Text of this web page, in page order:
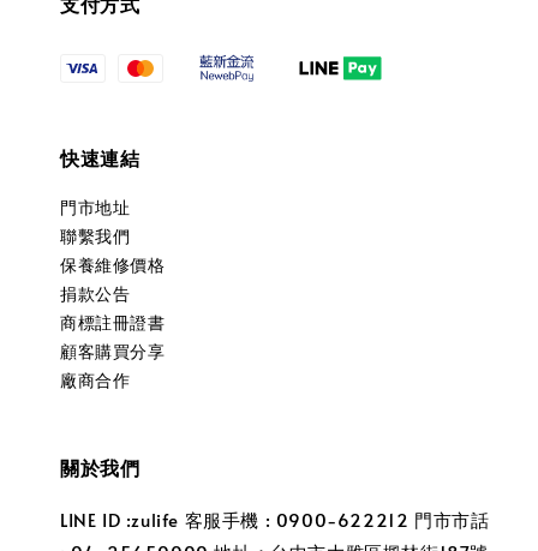
快速連結
門市地址
聯繫我們
保養維修價格
捐款公告
商標註冊證書
顧客購買分享
廠商合作
關於我們
LINE ID :zulife 客服手機 : 0900-622212 門市市話